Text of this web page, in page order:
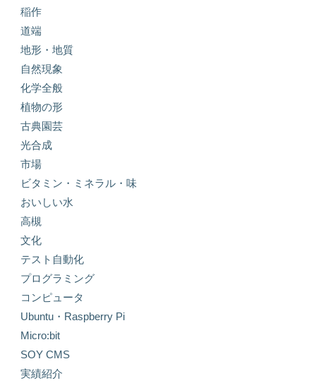
稲作
道端
地形・地質
自然現象
化学全般
植物の形
古典園芸
光合成
市場
ビタミン・ミネラル・味
おいしい水
高槻
文化
テスト自動化
プログラミング
コンピュータ
Ubuntu・Raspberry Pi
Micro:bit
SOY CMS
実績紹介